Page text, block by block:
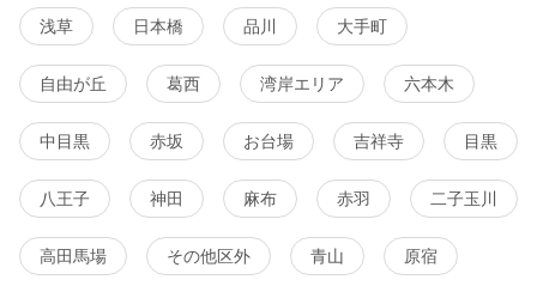
浅草 日本橋 品川 大手町
自由が丘 葛西 湾岸エリア 六本木
中目黒 赤坂 お台場 吉祥寺 目黒
八王子 神田 麻布 赤羽 二子玉川
高田馬場 その他区外 青山 原宿